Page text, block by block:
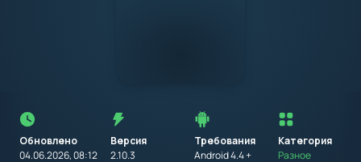
Обновлено
04.06.2026, 08:12
Версия
2.10.3
Требования
Android 4.4 +
установкой
приложения
на
устройство
Категория
Разное